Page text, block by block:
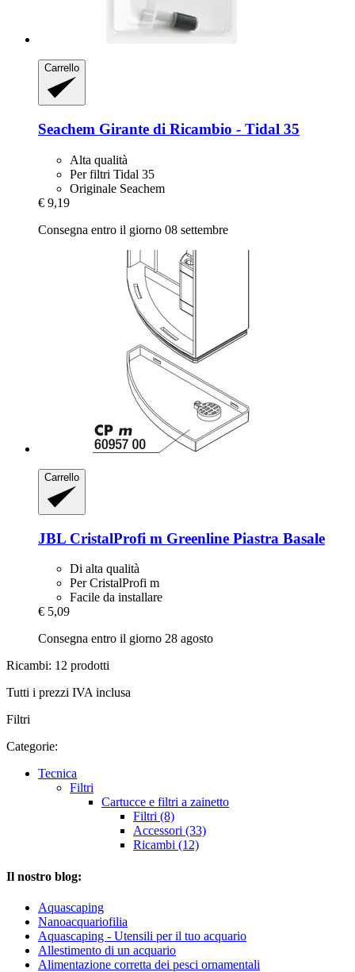
Carrello
Seachem Girante di Ricambio -​ Tidal 35
Alta qualità
Per filtri Tidal 35
Originale Seachem
€ 9,19
Consegna entro il giorno 08 settembre
Carrello
JBL CristalProfi m Greenline Piastra Basale
Di alta qualità
Per CristalProfi m
Facile da installare
€ 5,09
Consegna entro il giorno 28 agosto
Ricambi: 12 prodotti
Tutti i prezzi IVA inclusa
Filtri
Categorie:
Tecnica
Filtri
Cartucce e filtri a zainetto
Filtri (8)
Accessori (33)
Ricambi (12)
Il nostro blog:
Aquascaping
Nanoacquariofilia
Aquascaping - Utensili per il tuo acquario
Allestimento di un acquario
Alimentazione corretta dei pesci ornamentali